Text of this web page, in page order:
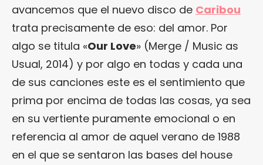
avancemos que el nuevo disco de Caribou
trata precisamente de eso: del amor. Por
algo se titula «Our Love» (Merge / Music as
Usual, 2014) y por algo en todas y cada una
de sus canciones este es el sentimiento que
prima por encima de todas las cosas, ya sea
en su vertiente puramente emocional o en
referencia al amor de aquel verano de 1988
en el que se sentaron las bases del house